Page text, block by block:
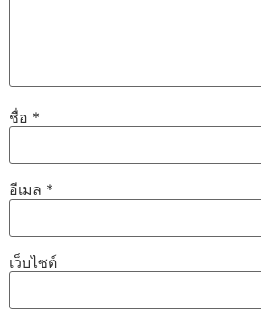
ชื่อ *
อีเมล *
เว็บไซต์